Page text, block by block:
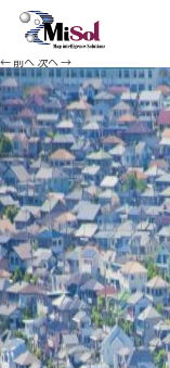
top_image_11
2020年9月22日
← 前へ 次へ →